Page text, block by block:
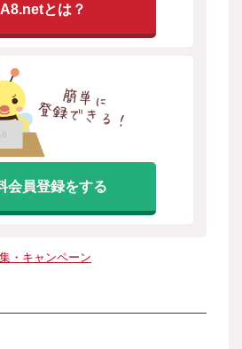
A8.netとは？
会員登録をする
・キャンペーン